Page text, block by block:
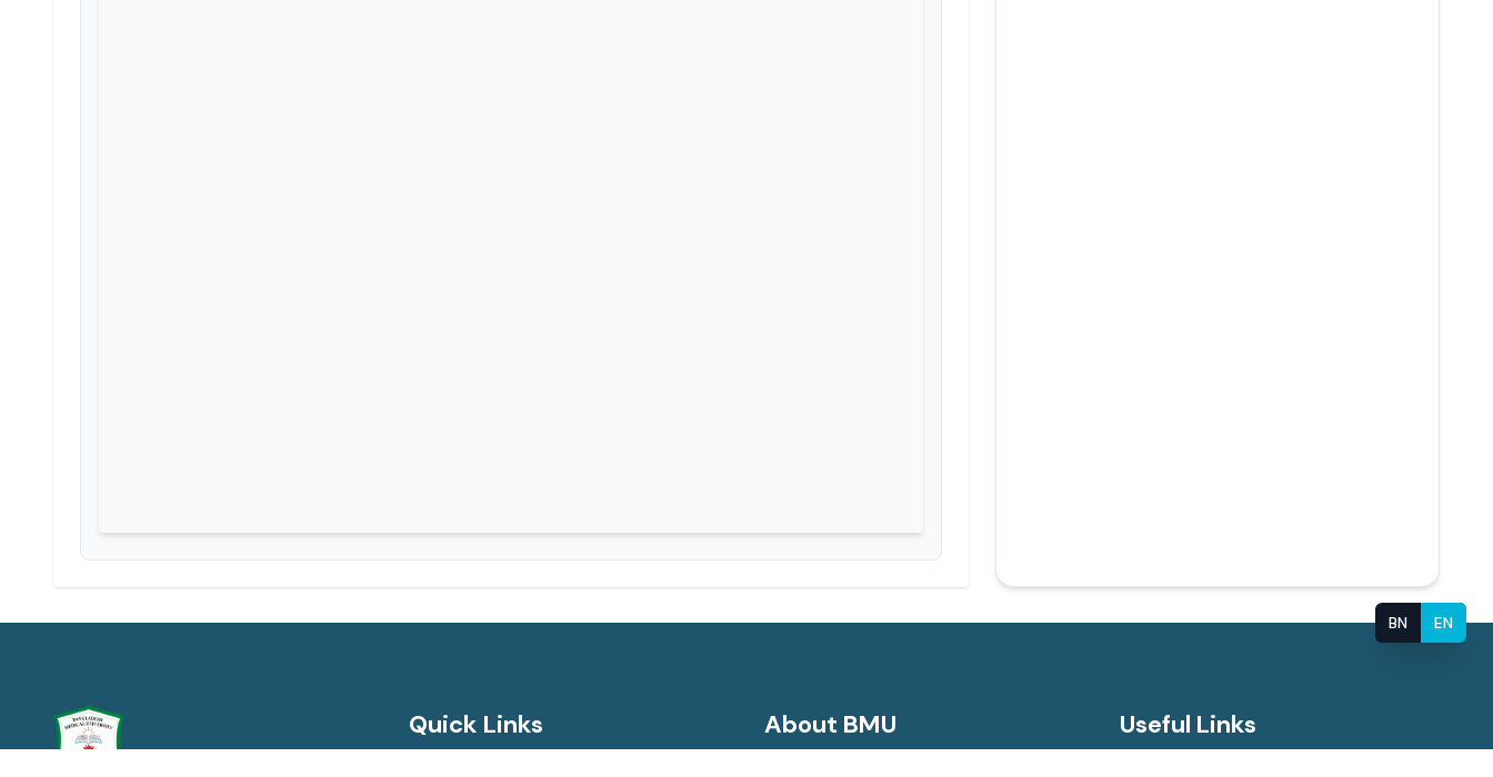
Quick Links About BMU Useful Links
BN EN